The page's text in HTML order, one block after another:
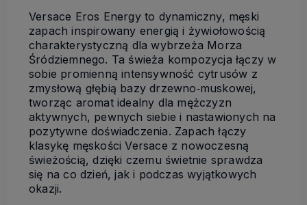
Versace Eros Energy to dynamiczny, męski
zapach inspirowany energią i żywiołowością
charakterystyczną dla wybrzeża Morza
Śródziemnego. Ta świeża kompozycja łączy w
sobie promienną intensywność cytrusów z
zmysłową głębią bazy drzewno‑muskowej,
tworząc aromat idealny dla mężczyzn
aktywnych, pewnych siebie i nastawionych na
pozytywne doświadczenia. Zapach łączy
klasykę męskości Versace z nowoczesną
świeżością, dzięki czemu świetnie sprawdza
się na co dzień, jak i podczas wyjątkowych
okazji.